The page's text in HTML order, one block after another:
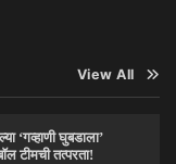
View All
‘गव्हाणी घुबडाला’
टीमची तत्परता!